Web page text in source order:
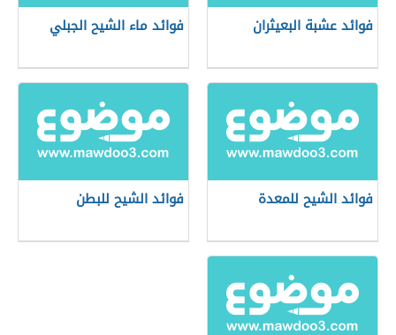
فوائد عشبة البعيثران فوائد ماء الشيح الجبلي
فوائد الشيح للمعدة فوائد الشيح للبطن